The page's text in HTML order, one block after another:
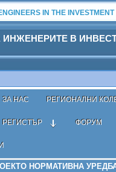
IN THE INVESTMENT
ИНЖЕНЕРИТЕ В
ЗА НАС РЕГИОНАЛНИ
РЕГИСТЪР ФОРУМ
уредба
НОРМАТИВНА